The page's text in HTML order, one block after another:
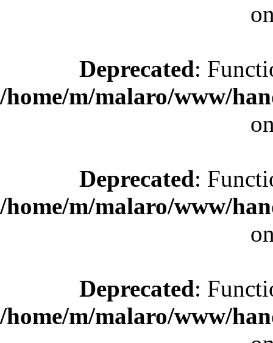
Deprecated:
/home/m/malaro/www/
Deprecated:
/home/m/malaro/www/
Deprecated:
/home/m/malaro/www/